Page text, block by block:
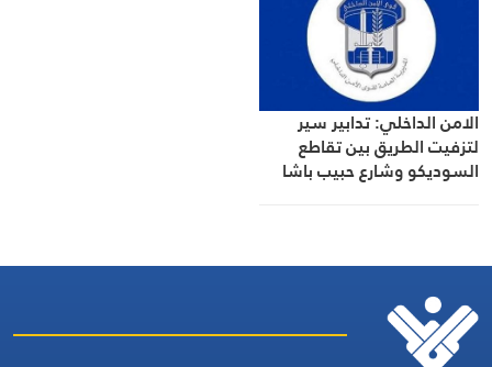
الامن الداخلي: تدابير سير
لتزفيت الطريق بين تقاطع
السوديكو وشارع حبيب باشا